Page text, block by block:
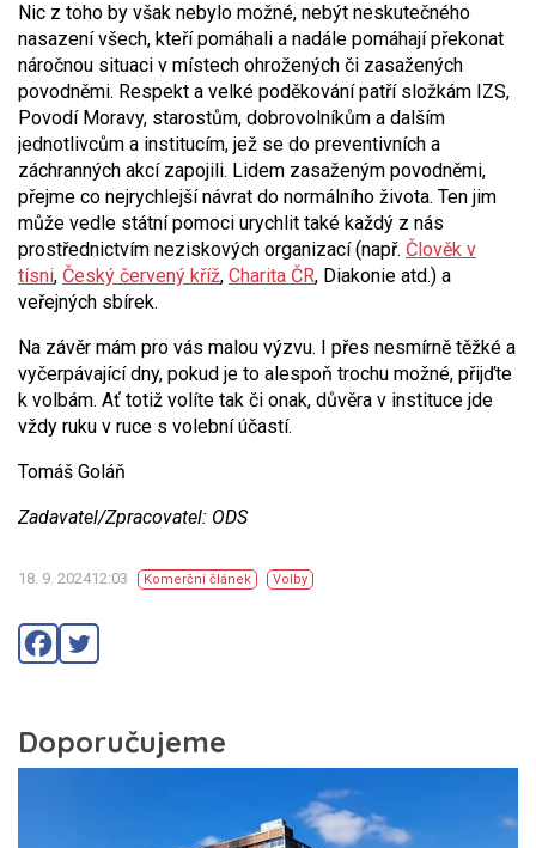
Nic z toho by však nebylo možné, nebýt neskutečného
nasazení všech, kteří pomáhali a nadále pomáhají překonat
náročnou situaci v místech ohrožených či zasažených
povodněmi. Respekt a velké poděkování patří složkám IZS,
Povodí Moravy, starostům, dobrovolníkům a dalším
jednotlivcům a institucím, jež se do preventivních a
záchranných akcí zapojili. Lidem zasaženým povodněmi,
přejme co nejrychlejší návrat do normálního života. Ten jim
může vedle státní pomoci urychlit také každý z nás
prostřednictvím neziskových organizací (např. Člověk v
tísni, Český červený kříž, Charita ČR, Diakonie atd.) a
veřejných sbírek.
Na závěr mám pro vás malou výzvu. I přes nesmírně těžké a
vyčerpávající dny, pokud je to alespoň trochu možné, přijďte
k volbám. Ať totiž volíte tak či onak, důvěra v instituce jde
vždy ruku v ruce s volební účastí.
Tomáš Goláň
Zadavatel/Zpracovatel: ODS
18. 9. 202412:03 Komerční článek Volby